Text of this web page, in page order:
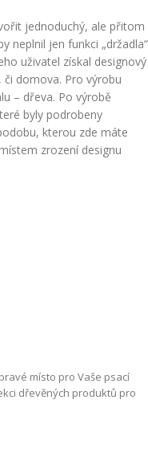
jednoduchý, ale přitom
neplnil jen funkci „držadla“
uživatel získal designový
domova. Pro výrobu
– dřeva. Po výrobě
byly podrobeny
kterou zde máte
zrození designu
místo pro Vaše psací
dřevěných produktů pro